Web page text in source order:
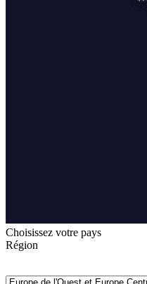
Choisissez votre pays
Région